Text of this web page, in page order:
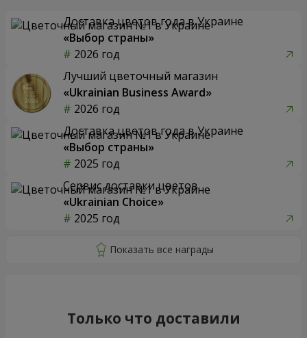
Доставка цветов года в Украине
«Выбор страны»
2026 год
Лучший цветочный магазин
«Ukrainian Business Award»
2026 год
Доставка цветов года в Украине
«Выбор страны»
2025 год
Сервис доставки цветов
«Ukrainian Choice»
2025 год
Только что доставили